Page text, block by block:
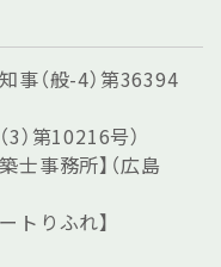
事（般-4）第36394
）第10216号）
士事務所】（広島
トりふれ】